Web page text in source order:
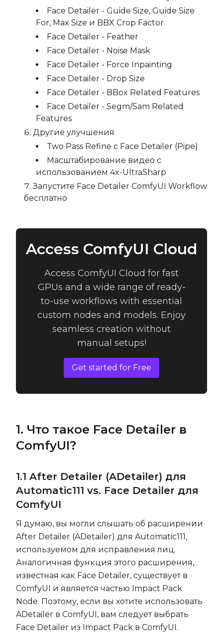
Face Detailer - Guide Size, Guide Size
For, Max Size и BBX Crop Factor
Face Detailer - Feather
Face Detailer - Noise Mask
Face Detailer - Force Inpainting
Face Detailer - Drop Size
Face Detailer - BBox Related Features
Face Detailer - Segm/Sam Related
Features
Другие улучшения
Two Pass Refine с Face Detailer (Pipe)
Масштабирование видео с
использованием 4x-UltraSharp
Запустите Face Detailer ComfyUI Workflow
бесплатно
Access ComfyUI Cloud
Access ComfyUI Cloud for fast
GPUs and a wide range of ready-
to-use workflows with essential
custom nodes and models. Enjoy
seamless creation without
manual setups!
Get started for Free
1. Что такое Face Detailer в
ComfyUI?
1.1 After Detailer (ADetailer) для
Automatic111 vs. Face Detailer для
ComfyUI
Я думаю, вы могли слышать об расширении
After Detailer (ADetailer) для Automatic111,
используемом для исправления лиц.
Аналогичная функция этого расширения,
известная как Face Detailer, существует в
ComfyUI и является частью Impact Pack
Node. Поэтому, если вы хотите использовать
ADetailer в ComfyUI, вам следует выбрать
Face Detailer из Impact Pack в ComfyUI.